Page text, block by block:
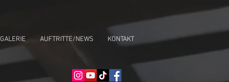
GALERIE AUFTRITTE/NEWS KONTAKT